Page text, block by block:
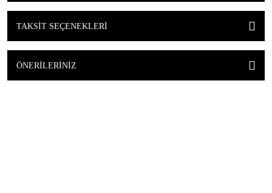
TAKSIT SEÇENEKLERI
ÖNERILERINIZ